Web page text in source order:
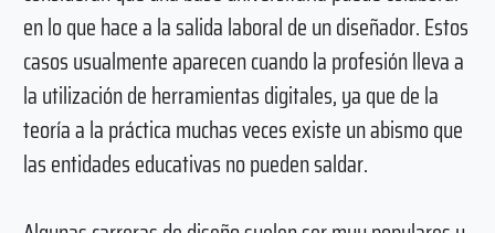
en lo que hace a la salida laboral de un diseñador. Estos
casos usualmente aparecen cuando la profesión lleva a
la utilización de herramientas digitales, ya que de la
teoría a la práctica muchas veces existe un abismo que
las entidades educativas no pueden saldar.